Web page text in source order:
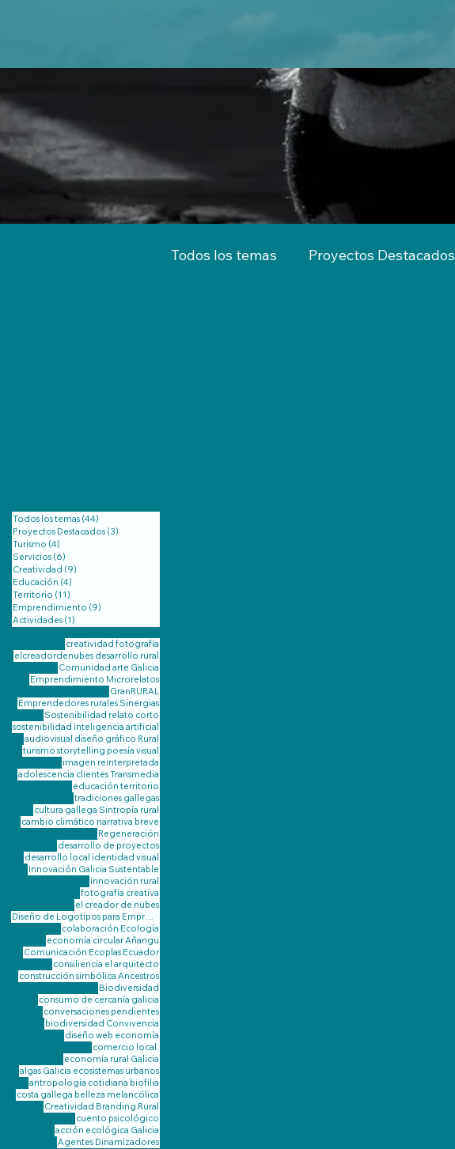
Todos los temas (44)
Proyectos Destacados (3)
Turismo (4)
Servicios (6)
Creatividad (9)
Educación (4)
Territorio (11)
Emprendimiento (9)
Actividades (1)
creatividad fotografía
elcreadordenubes desarrollo rural
Comunidad arte Galicia
Emprendimiento Microrelatos
GranRURAL
Emprendedores rurales Sinergias
Sostenibilidad relato corto
sostenibilidad inteligencia artificial
audiovisual diseño gráfico Rural
turismo storytelling poesía visual
imagen reinterpretada
adolescencia clientesTransmedia
educación territorio
tradiciones gallegas
cultura gallega Sintropía rural
cambio climático narrativa breve
Regeneración
desarrollo de proyectos
desarrollo local identidad visual
Innovación Galicia Sustentable
innovación rural
fotografía creativa
el creador de nubes
Diseño de Logotipos para Emprendimientos Rurales de Galicia
colaboración Ecología
economía circularAñangu
Comunicación Ecoplas Ecuador
consiliencia el arquitecto
construcción simbólica Ancestros
Biodiversidad
consumo de cercanía galicia
conversaciones pendientes
biodiversidad Convivencia
diseño web economía
comercio local.
economía rural Galicia
algas Galicia ecosistemas urbanos
antropología cotidiana biofilia
costa gallega belleza melancólica
Creatividad Branding Rural
cuento psicológico
acción ecológica Galicia
Agentes Dinamizadores
Todos los temas Proyectos Destacados